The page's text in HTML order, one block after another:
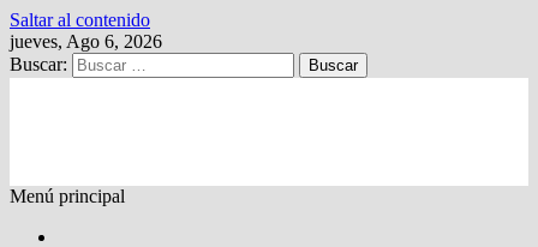
Saltar al contenido
jueves, Ago 6, 2026
Buscar:
Menú principal